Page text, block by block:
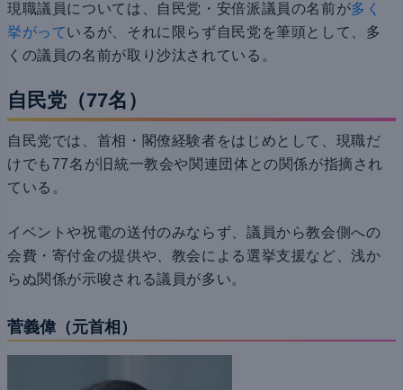
現職議員については、自民党・安倍派議員の名前が多く
挙がっているが、それに限らず自民党を筆頭として、多
くの議員の名前が取り沙汰されている。
自民党（77名）
自民党では、首相・閣僚経験者をはじめとして、現職だ
けでも77名が旧統一教会や関連団体との関係が指摘され
ている。
イベントや祝電の送付のみならず、議員から教会側への
会費・寄付金の提供や、教会による選挙支援など、浅か
らぬ関係が示唆される議員が多い。
菅義偉（元首相 ）